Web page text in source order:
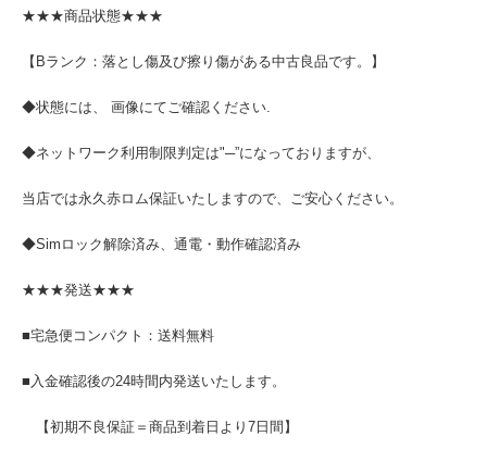
★★★商品状態★★★
【Bランク：落とし傷及び擦り傷がある中古良品です。】
◆状態には、 画像にてご確認ください.
◆ネットワーク利用制限判定は"─”になっておりますが、
当店では永久赤ロム保証いたしますので、ご安心ください。
◆Simロック解除済み、通電・動作確認済み
★★★発送★★★
■宅急便コンパクト：送料無料
■入金確認後の24時間内発送いたします。
【初期不良保証＝商品到着日より7日間】